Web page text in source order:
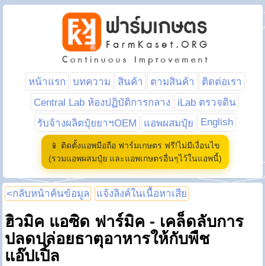
หน้าแรก บทความ สินค้า ตามสินค้า
ติดต่อเรา
Central Lab ห้องปฏิบัติการกลาง
iLab ตรวจดิน
รับจ้างผลิตปุ๋ยยาฯOEM
แอพผสมปุ๋ย English
📱 ติดตั้งแอพมือถือ ฟาร์มเกษตร ฟรี!ไม่มีเงื่อนไข
(รวมแอพผสมปุ๋ย และแอพเกษตรอื่นๆไว้ในแอพนี้)
<กลับหน้าค้นข้อมูล แจ้งลิงค์ในเนื้อหาเสีย
ฮิวมิค แอซิด ฟาร์มิค - เคล็ดลับการ
ปลดปล่อยธาตุอาหารให้กับพืช
แอ๊ปเปิ้ล